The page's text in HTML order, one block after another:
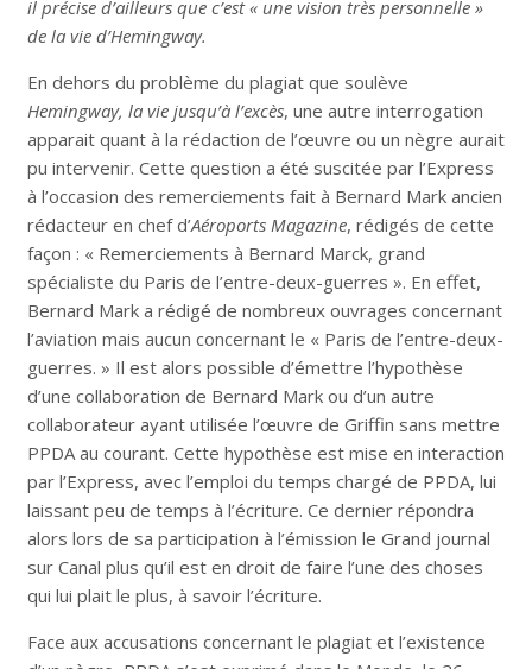
il précise d’ailleurs que c’est « une vision très personnelle »
de la vie d’Hemingway.
En dehors du problème du plagiat que soulève
Hemingway, la vie jusqu’à l’excès, une autre interrogation
apparait quant à la rédaction de l’œuvre ou un nègre aurait
pu intervenir. Cette question a été suscitée par l’Express
à l’occasion des remerciements fait à Bernard Mark ancien
rédacteur en chef d’Aéroports Magazine, rédigés de cette
façon : « Remerciements à Bernard Marck, grand
spécialiste du Paris de l’entre-deux-guerres ». En effet,
Bernard Mark a rédigé de nombreux ouvrages concernant
l’aviation mais aucun concernant le « Paris de l’entre-deux-
guerres. » Il est alors possible d’émettre l’hypothèse
d’une collaboration de Bernard Mark ou d’un autre
collaborateur ayant utilisée l’œuvre de Griffin sans mettre
PPDA au courant. Cette hypothèse est mise en interaction
par l’Express, avec l’emploi du temps chargé de PPDA, lui
laissant peu de temps à l’écriture. Ce dernier répondra
alors lors de sa participation à l’émission le Grand journal
sur Canal plus qu’il est en droit de faire l’une des choses
qui lui plait le plus, à savoir l’écriture.
Face aux accusations concernant le plagiat et l’existence